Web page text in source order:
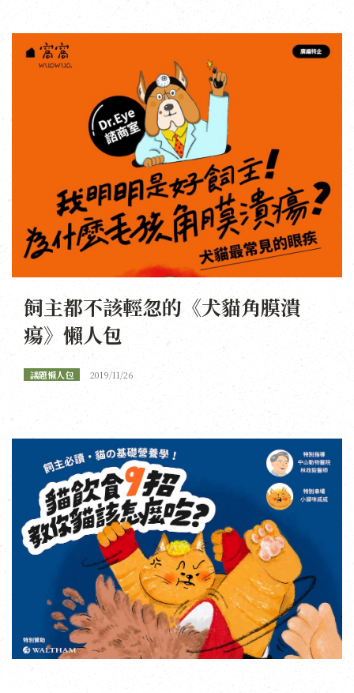
飼主都不該輕忽的《犬貓角膜潰
瘍》懶人包
議題懶人包 2019/11/26